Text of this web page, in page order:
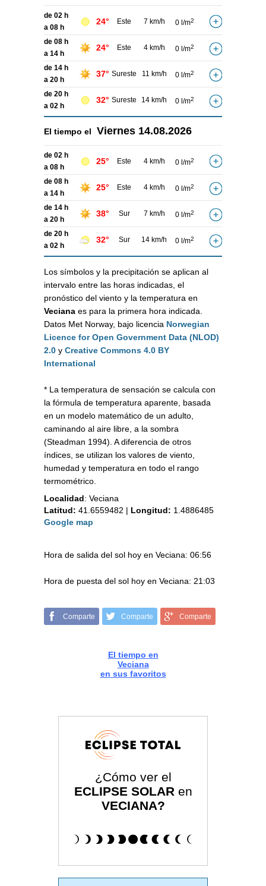
de 02 h
a 08 h
24° Este 7 km/h 0 l/m2
de 08 h
a 14 h
24° Este 4 km/h 0 l/m2
de 14 h
a 20 h
37° Sureste 11 km/h 0 l/m2
de 20 h
a 02 h
32° Sureste 14 km/h 0 l/m2
El tiempo el Viernes 14.08.2026
de 02 h
a 08 h
25° Este 4 km/h 0 l/m2
de 08 h
a 14 h
25° Este 4 km/h 0 l/m2
de 14 h
a 20 h
38° Sur 7 km/h 0 l/m2
de 20 h
a 02 h
32° Sur 14 km/h 0 l/m2
Los símbolos y la precipitación se aplican al
intervalo entre las horas indicadas, el
pronóstico del viento y la temperatura en
Veciana es para la primera hora indicada.
Datos Met Norway, bajo licencia Norwegian
Licence for Open Government Data (NLOD)
2.0 y Creative Commons 4.0 BY
International
* La temperatura de sensación se calcula con
la fórmula de temperatura aparente, basada
en un modelo matemático de un adulto,
caminando al aire libre, a la sombra
(Steadman 1994). A diferencia de otros
índices, se utilizan los valores de viento,
humedad y temperatura en todo el rango
termométrico.
Localidad: Veciana
Latitud: 41.6559482 | Longitud: 1.4886485
Google map
Hora de salida del sol hoy en Veciana: 06:56
Hora de puesta del sol hoy en Veciana: 21:03
Comparte Comparte Comparte
El tiempo en
Veciana
en sus favoritos
¿Cómo ver el
ECLIPSE SOLAR en
VECIANA?